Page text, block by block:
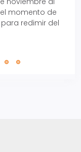
momento de
redimir del